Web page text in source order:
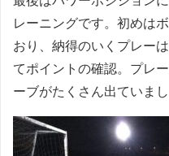
レーニングです。初めは
おり、納得のいくプレー
てポイントの確認。プレ
ーブがたくさん出ていまし